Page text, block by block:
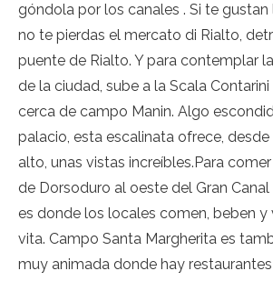
góndola por los canales . Si te
no te pierdas el mercato di Rialto,
puente de Rialto. Y para contemplar
de la ciudad, sube a la Scala
cerca de campo Manin. Algo
palacio, esta escalinata ofrece,
alto, unas vistas increíbles.Para
de Dorsoduro al oeste del Gran
es donde los locales comen, beben y
vita. Campo Santa Margherita es
muy animada donde hay